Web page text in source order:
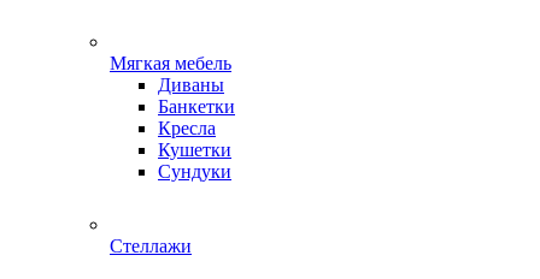
Мягкая мебель
Диваны
Банкетки
Кресла
Кушетки
Сундуки
Стеллажи